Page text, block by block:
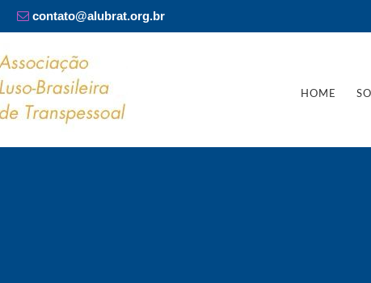
contato@alubrat.org.br
HOME